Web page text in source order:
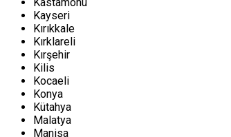
Kayseri
Kırıkkale
Kırklareli
Kırşehir
Kilis
Kocaeli
Konya
Kütahya
Malatya
Manisa